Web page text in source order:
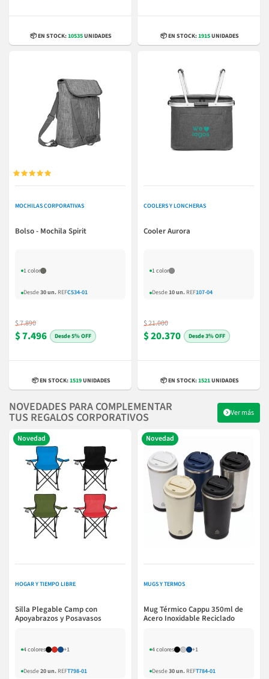
📦 EN STOCK:10535UNIDADES 📦 EN STOCK:1915UNIDADES

MOCHILAS CORPORATIVAS
Bolso - Mochila Spirit
1 color
Desde30 un. REFC534-01
$ 7.890
$ 7.496 5% OFF
📦 EN STOCK:1519UNIDADES
COOLERS Y LONCHERAS
Cooler Aurora
1 color
Desde10 un. REF107-04
$ 21.000
$ 20.370 3% OFF
📦 EN STOCK:1521UNIDADES
NOVEDADES PARA COMPLEMENTAR
TUS REGALOS CORPORATIVOS Ver más
Novedad
HOGAR Y TIEMPO LIBRE
Silla Plegable Camp con
Apoyabrazos y Posavasos
4 colores +1
Desde20 un. REFT798-01
Novedad
MUGS Y TERMOS
Mug Térmico Cappu 350ml de
Acero Inoxidable Reciclado
4 colores +1
Desde30 un. REFT784-01